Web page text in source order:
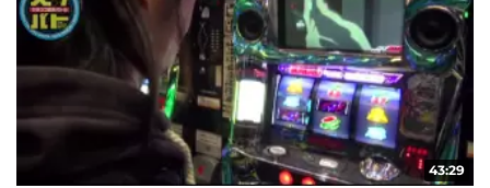
43:29